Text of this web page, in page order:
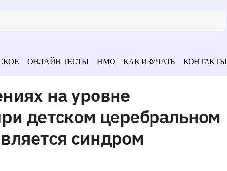
ОНЛАЙН ТЕСТЫ НМО КАК ИЗУЧАТЬ КОНТАКТЫ
на уровне
детском церебральном
синдром